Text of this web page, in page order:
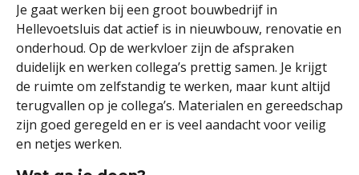
Je gaat werken bij een groot bouwbedrijf in
Hellevoetsluis dat actief is in nieuwbouw, renovatie en
onderhoud. Op de werkvloer zijn de afspraken
duidelijk en werken collega’s prettig samen. Je krijgt
de ruimte om zelfstandig te werken, maar kunt altijd
terugvallen op je collega’s. Materialen en gereedschap
zijn goed geregeld en er is veel aandacht voor veilig
en netjes werken.